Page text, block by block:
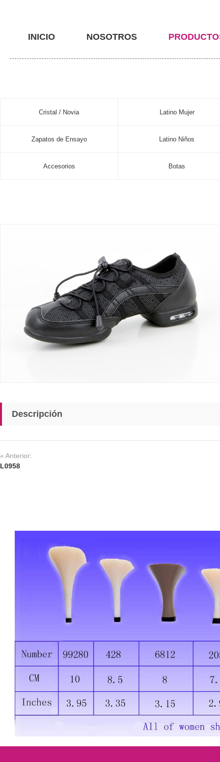
INICIO NOSOTROS
Cristal / Novia Latino Mujer
Zapatos de Ensayo Latino Niños
Accesorios Botas
Descripción
« Anterior:
L0958